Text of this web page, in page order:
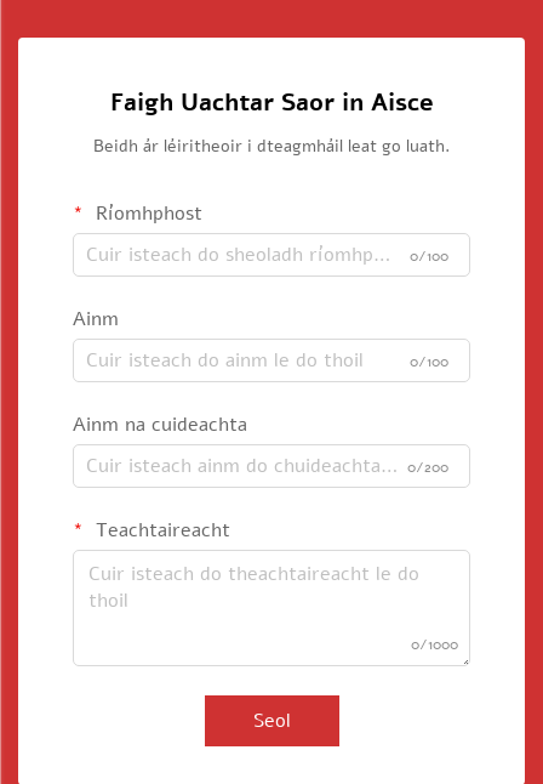
Faigh Uachtar Saor in Aisce
Beidh ár léiritheoir i dteagmháil leat go luath.
Ríomhphost
0/100
Ainm
0/100
Ainm na cuideachta
0/200
Teachtaireacht
0/1000
Seol